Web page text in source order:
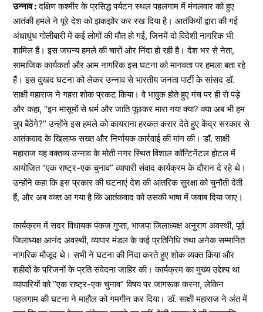
उन्नाव :दक्षिण कश्मीर के प्रसिद्ध पर्यटन स्थल पहलगाम में मंगलवार को हुए
आतंकी हमले ने पूरे देश को झकझोर कर रख दिया है। आतंकियों द्वारा की गई
अंधाधुंध गोलीबारी में कई लोगों की मौत हो गई, जिनमें दो विदेशी नागरिक भी
शामिल हैं। इस जघन्य हमले की चारों ओर निंदा हो रही है। देश भर से नेता,
सामाजिक कार्यकर्ता और आम नागरिक इस घटना को मानवता पर हमला बता रहे
हैं। इस दुखद घटना को लेकर उन्नाव से भारतीय जनता पार्टी के सांसद डॉ.
साक्षी महाराज ने गहरा शोक प्रकट किया। वे भावुक होते हुए मंच पर ही रो पड़े
और कहा, “इन मासूमों से धर्म और जाति पूछकर मारा गया क्या? क्या अब भी हम
चुप बैठेंगे?” उन्होंने इस हमले को कायराना हरकत करार देते हुए केंद्र सरकार से
आतंकवाद के खिलाफ सख्त और निर्णायक कार्रवाई की मांग की। डॉ. साक्षी
महाराज यह वक्तव्य उन्नाव के मोती नगर स्थित विशाल कॉन्टिनेंटल होटल में
आयोजित “एक राष्ट्र-एक चुनाव” व्यापारी संवाद कार्यक्रम के दौरान दे रहे थे।
उन्होंने कहा कि इस प्रकार की घटनाएं देश की आंतरिक सुरक्षा को चुनौती देती
हैं, और अब वक्त आ गया है कि आतंकवाद को उसकी भाषा में जवाब दिया जाए।
कार्यक्रम में सदर विधायक पंकज गुप्ता, भाजपा जिलाध्यक्ष अनुराग अवस्थी, पूर्व
जिलाध्यक्ष आनंद अवस्थी, व्यापार मंडल के कई प्रतिनिधि तथा अनेक सम्मानित
नागरिक मौजूद थे। सभी ने घटना की निंदा करते हुए शोक व्यक्त किया और
शहीदों के परिजनों के प्रति संवेदना जाहिर की। कार्यक्रम का मुख्य उद्देश्य था
व्यापारियों को “एक राष्ट्र-एक चुनाव” विषय पर जागरूक करना, लेकिन
पहलगाम की घटना ने माहौल को गमगीन कर दिया। डॉ. साक्षी महाराज ने अंत में